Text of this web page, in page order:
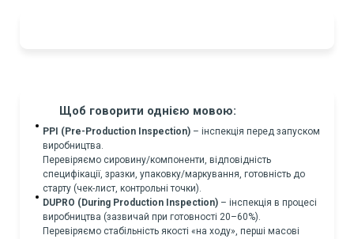
Щоб говорити однією мовою:
PPI (Pre-Production Inspection) – інспекція перед запуском
виробництва.
Перевіряємо сировину/компоненти, відповідність
специфікації, зразки, упаковку/маркування, готовність до
старту (чек-лист, контрольні точки).
DUPRO (During Production Inspection) – інспекція в процесі
виробництва (зазвичай при готовності 20–60%).
Перевіряємо стабільність якості «на ходу», перші масові